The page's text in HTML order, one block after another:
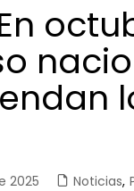
2025 Noticias,